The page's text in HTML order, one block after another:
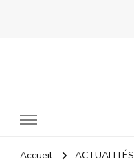
Accueil
ACTUALITÉS